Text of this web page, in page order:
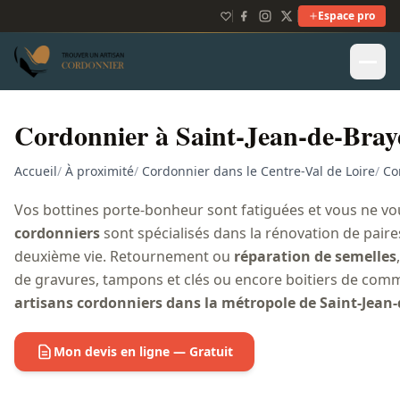
Espace pro
Cordonnier à Saint-Jean-de-
Accueil/ À proximité/ Cordonnier dans le Centre-Val de Loire/
Vos bottines porte-bonheur sont fatiguées et vous ne
cordonnierssont spécialisés dans la rénovation de
deuxième vie. Retournement ou réparation de semelles
de gravures, tampons et clés ou encore boitiers de
artisans cordonniers dans la métropole de Saint-
Mon devis en ligne — Gratuit